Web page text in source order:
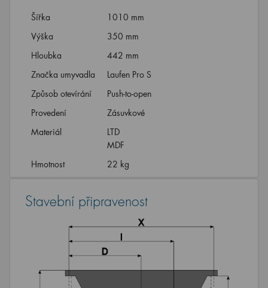
Šířka
1010 mm
Výška
350 mm
Hloubka
442 mm
Značka umyvadla
Laufen Pro S
Způsob otevírání
Push-to-open
Provedení
Zásuvkové
Materiál
LTD
MDF
Hmotnost
22 kg
Stavební připravenost